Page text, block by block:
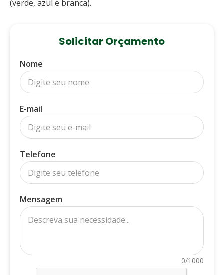
(verde, azul e branca).
Solicitar Orçamento
Nome
E-mail
Telefone
Mensagem
0/1000